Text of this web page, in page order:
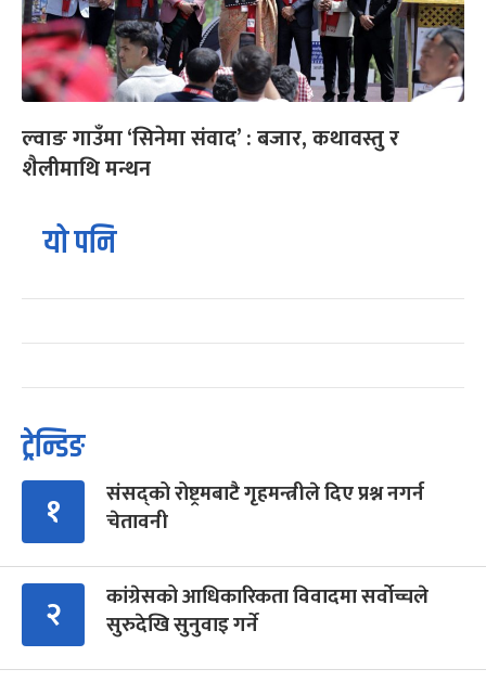
ल्वाङ गाउँमा ‘सिनेमा संवाद’ : बजार, कथावस्तु र
शैलीमाथि मन्थन
यो पनि
ट्रेन्डिङ
१
संसद्को रोष्ट्रमबाटै गृहमन्त्रीले दिए प्रश्न नगर्न
चेतावनी
२
कांग्रेसको आधिकारिकता विवादमा सर्वोच्चले
सुरुदेखि सुनुवाइ गर्ने